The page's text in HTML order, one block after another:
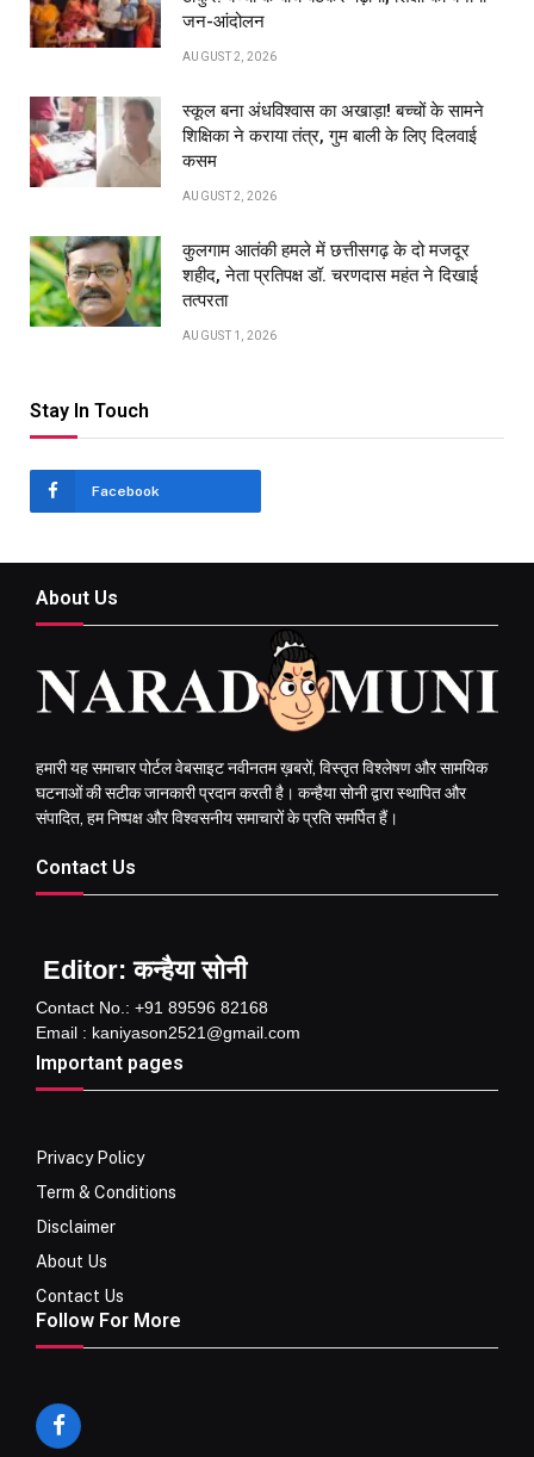
जन-आंदोलन
AUGUST 2, 2026
स्कूल बना अंधविश्वास का अखाड़ा! बच्चों के सामने
शिक्षिका ने कराया तंत्र, गुम बाली के लिए दिलवाई
कसम
AUGUST 2, 2026
कुलगाम आतंकी हमले में छत्तीसगढ़ के दो मजदूर
शहीद, नेता प्रतिपक्ष डॉ. चरणदास महंत ने दिखाई
तत्परता
AUGUST 1, 2026
Stay In Touch
Facebook
About Us
हमारी यह समाचार पोर्टल वेबसाइट नवीनतम ख़बरों, विस्तृत विश्लेषण और सामयिक
घटनाओं की सटीक जानकारी प्रदान करती है। कन्हैया सोनी द्वारा स्थापित और
संपादित, हम निष्पक्ष और विश्वसनीय समाचारों के प्रति समर्पित हैं।
Contact Us
Editor: कन्हैया सोनी
Contact No.: +91 89596 82168
Email : kaniyason2521@gmail.com
Important pages
Privacy Policy
Term & Conditions
Disclaimer
About Us
Contact Us
Follow For More
Facebook